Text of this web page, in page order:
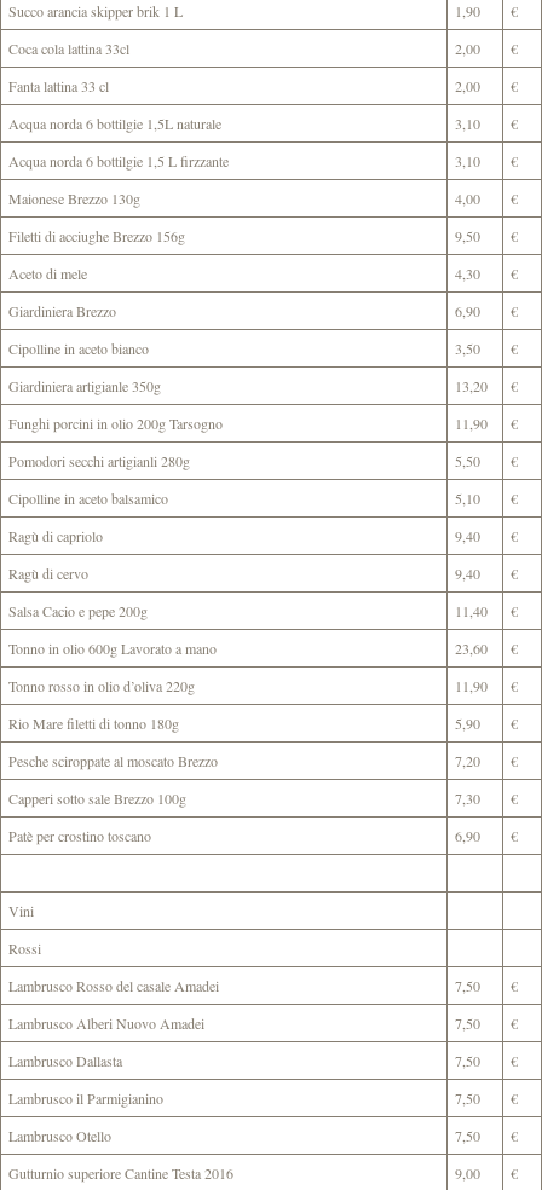
Succo arancia skipper brik 1 L
1,90
€
Coca cola lattina 33cl
2,00
€
Fanta lattina 33 cl
2,00
€
Acqua norda 6 bottilgie 1,5L naturale
3,10
€
Acqua norda 6 bottilgie 1,5 L firzzante
3,10
€
Maionese Brezzo 130g
4,00
€
Filetti di acciughe Brezzo 156g
9,50
€
Aceto di mele
4,30
€
Giardiniera Brezzo
6,90
€
Cipolline in aceto bianco
3,50
€
Giardiniera artigianle 350g
13,20
€
Funghi porcini in olio 200g Tarsogno
11,90
€
Pomodori secchi artigianli 280g
5,50
€
Cipolline in aceto balsamico
5,10
€
Ragù di capriolo
9,40
€
Ragù di cervo
9,40
€
Salsa Cacio e pepe 200g
11,40
€
Tonno in olio 600g Lavorato a mano
23,60
€
Tonno rosso in olio d’oliva 220g
11,90
€
Rio Mare filetti di tonno 180g
5,90
€
Pesche sciroppate al moscato Brezzo
7,20
€
Capperi sotto sale Brezzo 100g
7,30
€
Patè per crostino toscano
6,90 €
Vini
Rossi
Lambrusco Rosso del casale Amadei
7,50
€
Lambrusco Alberi Nuovo Amadei
7,50
€
Lambrusco Dallasta
7,50
€
Lambrusco il Parmigianino
7,50
€
Lambrusco Otello
7,50
€
Gutturnio superiore Cantine Testa 2016
9,00
€